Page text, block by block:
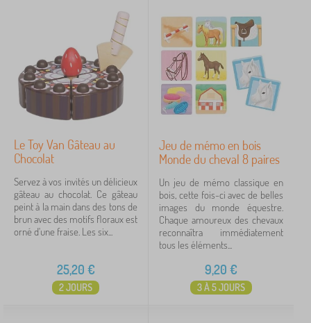
Le Toy Van Gâteau au
Chocolat
Servez à vos invités un délicieux
gâteau au chocolat. Ce gâteau
peint à la main dans des tons de
brun avec des motifs floraux est
orné d'une fraise. Les six...
25,20 €
2 JOURS
Jeu de mémo en bois
Monde du cheval 8 paires
Un jeu de mémo classique en
bois, cette fois-ci avec de belles
images du monde équestre.
Chaque amoureux des chevaux
reconnaîtra immédiatement
tous les éléments...
9,20 €
3 À 5 JOURS